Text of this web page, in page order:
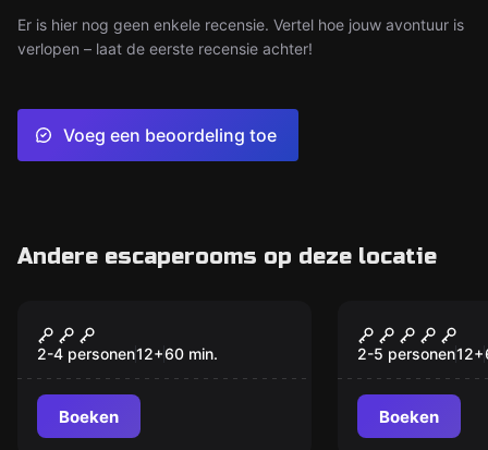
Er is hier nog geen enkele recensie. Vertel hoe jouw avontuur is
verlopen – laat de eerste recensie achter!
Voeg een beoordeling toe
Andere escaperooms op deze locatie
Kalikazan – le Secret
de la Nature
2-4 personen12+60 min.
Boeken
L’Escape
2-5 personen12+
Boeken